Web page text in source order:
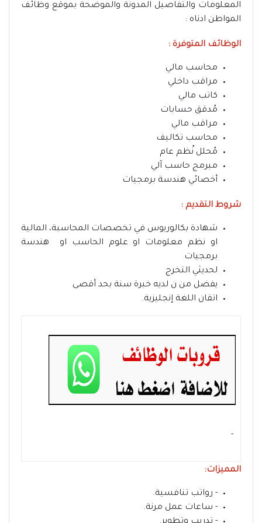
المعلومات والتفاصيل المدونة والموضحة بموقع وظائف
المواطن ادناه :
الوظائف المتوفرة :
محاسب مالي
مراقب داخلي
كاتب مالي
مُدقق حسابات
مراقب مالي
محاسب تكاليف
مُحلل نُظم عام
مبرمج حاسب آلي
أخصائي هندسة برمجيات
شروط التقديم :
شهادة بكالوريوس في تخصصات المحاسبة، المالية
او نظم معلومات او علوم الحاسب او هندسة
برمجيات
لحديثي التخرج
يفضل من ن لديه خبرة سنة بحد أقصى
اتقان اللغة إنجليزية.
- ‏
المميزات:
- رواتب تنافسية.
- ساعات عمل مرنة.